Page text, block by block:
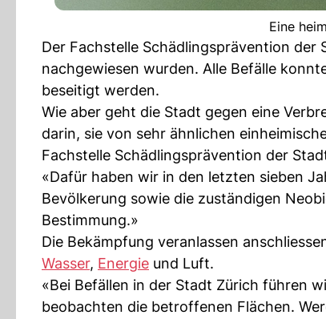
Eine
Der Fachstelle Schädlingsprävention
nachgewiesen wurden. Alle Befälle
beseitigt werden.
Wie aber geht die Stadt gegen eine
darin, sie von sehr ähnlichen
Fachstelle Schädlingsprävention der
«Dafür haben wir in den letzten sieben
Bevölkerung sowie die zuständigen
Bestimmung.»
Die Bekämpfung veranlassen
Wasser, Energie und Luft.
«Bei Befällen in der Stadt Zürich führen
beobachten die betroffenen Flächen.